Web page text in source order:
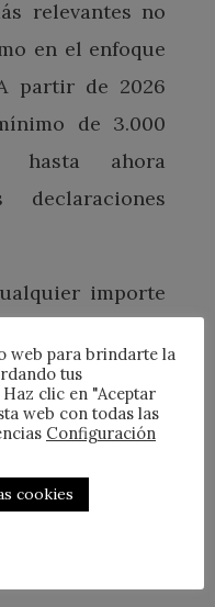
relevantes no
en el enfoque
partir de 2026
de 3.000
hasta ahora
declaraciones
importe
parte de la
entidades
impuestos,
los ingresos
web para brindarte la
tus
clic en "Aceptar
web con todas las
Configuración
cookies